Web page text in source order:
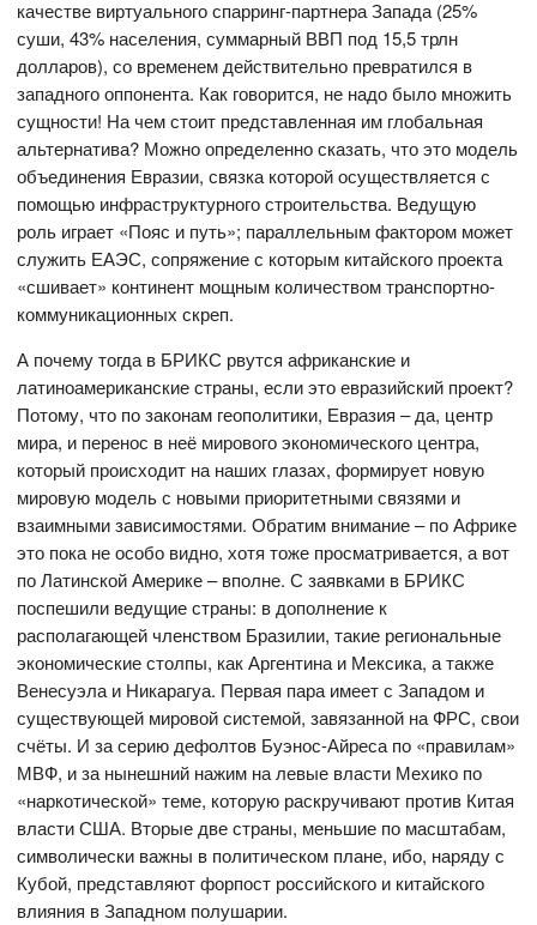
качестве виртуального спарринг-партнера Запада (25%
суши, 43% населения, суммарный ВВП под 15,5 трлн
долларов), со временем действительно превратился в
западного оппонента. Как говорится, не надо было множить
сущности! На чем стоит представленная им глобальная
альтернатива? Можно определенно сказать, что это модель
объединения Евразии, связка которой осуществляется с
помощью инфраструктурного строительства. Ведущую
роль играет «Пояс и путь»; параллельным фактором может
служить ЕАЭС, сопряжение с которым китайского проекта
«сшивает» континент мощным количеством транспортно-
коммуникационных скреп.
А почему тогда в БРИКС рвутся африканские и
латиноамериканские страны, если это евразийский проект?
Потому, что по законам геополитики, Евразия – да, центр
мира, и перенос в неё мирового экономического центра,
который происходит на наших глазах, формирует новую
мировую модель с новыми приоритетными связями и
взаимными зависимостями. Обратим внимание – по Африке
это пока не особо видно, хотя тоже просматривается, а вот
по Латинской Америке – вполне. С заявками в БРИКС
поспешили ведущие страны: в дополнение к
располагающей членством Бразилии, такие региональные
экономические столпы, как Аргентина и Мексика, а также
Венесуэла и Никарагуа. Первая пара имеет с Западом и
существующей мировой системой, завязанной на ФРС, свои
счёты. И за серию дефолтов Буэнос-Айреса по «правилам»
МВФ, и за нынешний нажим на левые власти Мехико по
«наркотической» теме, которую раскручивают против Китая
власти США. Вторые две страны, меньшие по масштабам,
символически важны в политическом плане, ибо, наряду с
Кубой, представляют форпост российского и китайского
влияния в Западном полушарии.